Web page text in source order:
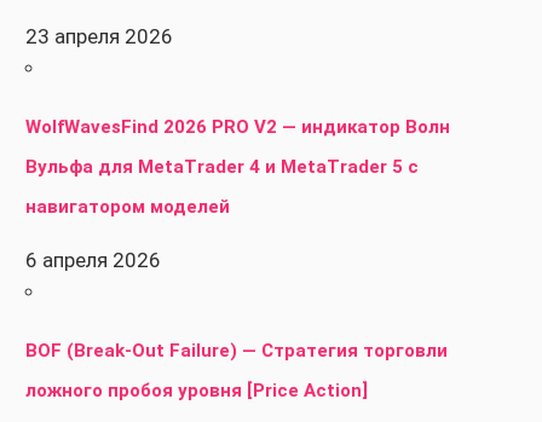
23 апреля 2026
WolfWavesFind 2026 PRO V2 — индикатор Волн
Вульфа для MetaTrader 4 и MetaTrader 5 с
навигатором моделей
6 апреля 2026
BOF (Break-Out Failure) — Стратегия торговли
ложного пробоя уровня [Price Action]